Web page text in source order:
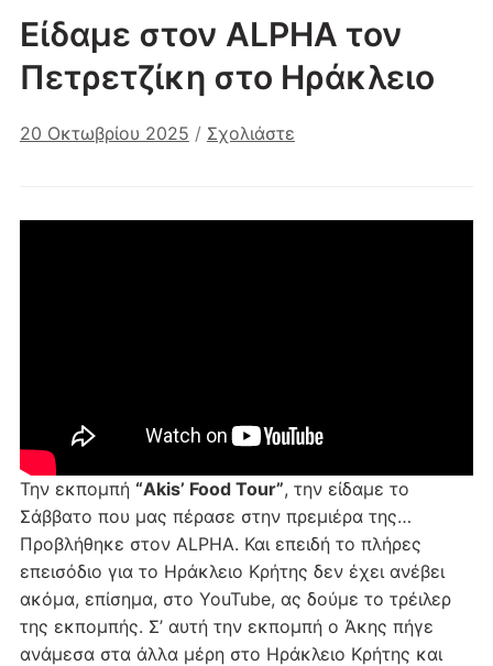
Είδαμε στον ALPHA τον
Πετρετζίκη στο Ηράκλειο
20 Οκτωβρίου 2025 / Σχολιάστε
Την εκπομπή “Akis’ Food Tour”, την είδαμε το
Σάββατο που μας πέρασε στην πρεμιέρα της…
Προβλήθηκε στον ALPHA. Και επειδή το πλήρες
επεισόδιο για το Ηράκλειο Κρήτης δεν έχει ανέβει
ακόμα, επίσημα, στο YouTube, ας δούμε το τρέιλερ
της εκπομπής. Σ’ αυτή την εκπομπή ο Άκης πήγε
ανάμεσα στα άλλα μέρη στο Ηράκλειο Κρήτης και